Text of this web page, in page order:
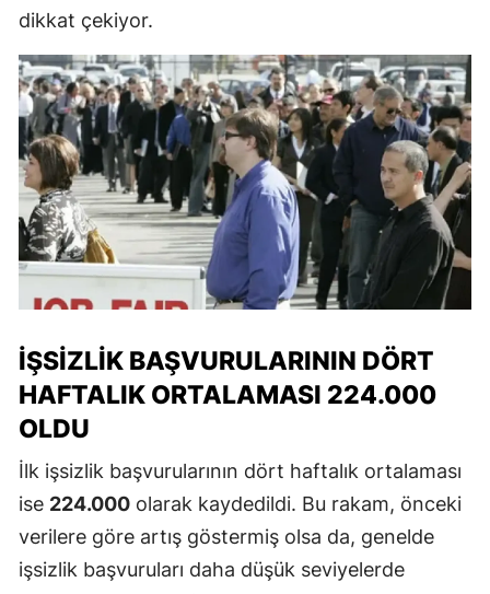
dikkat çekiyor.
İŞSIZLIK BAŞVURULARININ DÖRT
HAFTALIK ORTALAMASI 224.000
OLDU
İlk işsizlik başvurularının dört haftalık ortalaması
ise 224.000 olarak kaydedildi. Bu rakam, önceki
verilere göre artış göstermiş olsa da, genelde
işsizlik başvuruları daha düşük seviyelerde